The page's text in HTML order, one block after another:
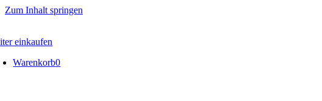
Zum Inhalt springen
einkaufen
Warenkorb0